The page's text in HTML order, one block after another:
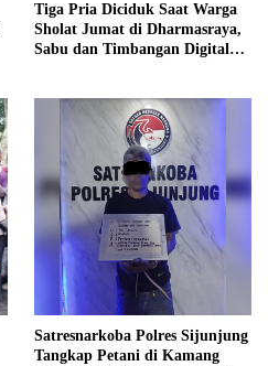
Tiga Pria Diciduk Saat Warga
Sholat Jumat di Dharmasraya,
Sabu dan Timbangan Digital
Satresnarkoba Polres Sijunjung
Tangkap Petani di Kamang